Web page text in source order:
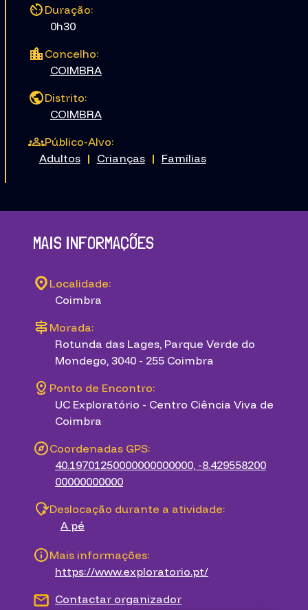
Duração:
0h30
Concelho:
COIMBRA
Distrito:
COIMBRA
Público-Alvo:
Adultos | Crianças | Famílias
MAIS INFORMAÇÕES
Localidade:
Coimbra
Morada:
Rotunda das Lages, Parque Verde do
Mondego, 3040 - 255 Coimbra
Ponto de Encontro:
UC Exploratório - Centro Ciência Viva de
Coimbra
Coordenadas GPS:
40.19701250000000000000, -8.429558200
00000000000
Deslocação durante a atividade:
A pé
Mais informações:
https://www.exploratorio.pt/
Contactar organizador